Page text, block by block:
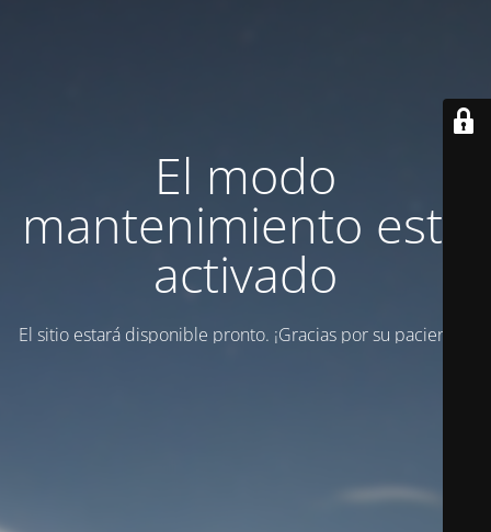
El modo
mantenimiento está
activado
El sitio estará disponible pronto. ¡Gracias por su paciencia!